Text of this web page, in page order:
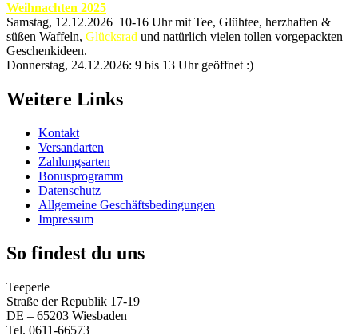
Weihnachten 2025
Samstag, 12.12.2026 10-16 Uhr mit Tee, Glühtee, herzhaften &
süßen Waffeln, Glücksrad und natürlich vielen tollen vorgepackten
Geschenkideen.
Donnerstag, 24.12.2026: 9 bis 13 Uhr geöffnet :)
Weitere Links
Kontakt
Versandarten
Zahlungsarten
Bonusprogramm
Datenschutz
Allgemeine Geschäftsbedingungen
Impressum
So findest du uns
Teeperle
Straße der Republik 17-19
DE – 65203 Wiesbaden
Tel. 0611-66573